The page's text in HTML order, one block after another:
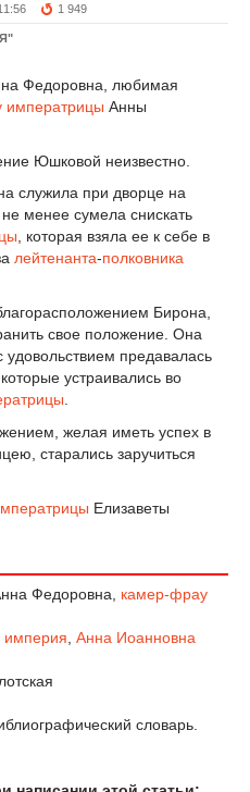
1 949
Федоровна, любимая
императрицы Анны
Юшковой неизвестно.
служила при дворце на
менее сумела снискать
, которая взяла ее к себе в
лейтенанта-полковника
Бирона,
свое положение. Она
предавалась
устраивались во
желая иметь успех в
старались заручиться
Елизаветы
Федоровна, камер-фрау
империя Анна Иоанновна
словарь.